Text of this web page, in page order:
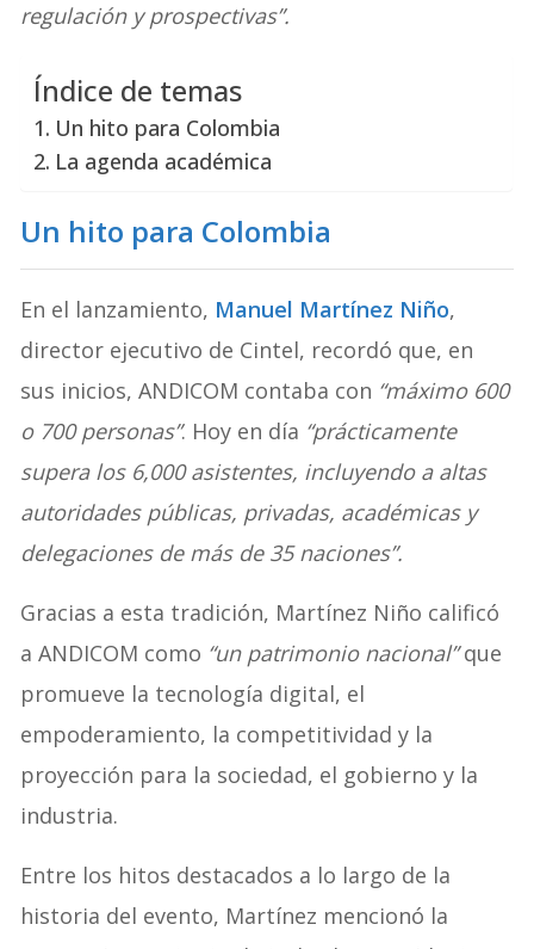
regulación y prospectivas”.
Índice de temas
Un hito para Colombia
La agenda académica
Un hito para Colombia
En el lanzamiento, Manuel Martínez Niño,
director ejecutivo de Cintel, recordó que, en
sus inicios, ANDICOM contaba con “máximo 600
o 700 personas”. Hoy en día “prácticamente
supera los 6,000 asistentes, incluyendo a altas
autoridades públicas, privadas, académicas y
delegaciones de más de 35 naciones”.
Gracias a esta tradición, Martínez Niño calificó
a ANDICOM como “un patrimonio nacional”que
promueve la tecnología digital, el
empoderamiento, la competitividad y la
proyección para la sociedad, el gobierno y la
industria.
Entre los hitos destacados a lo largo de la
historia del evento, Martínez mencionó la